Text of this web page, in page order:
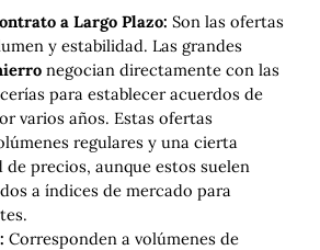
a Largo Plazo: Son las ofertas
y estabilidad. Las grandes
negocian directamente con las
para establecer acuerdos de
varios años. Estas ofertas
regulares y una cierta
de precios, aunque estos suelen
a índices de mercado para
Corresponden a volúmenes de